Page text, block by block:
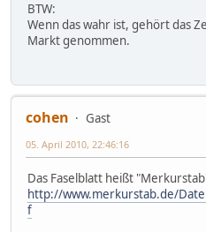
BTW:
Wenn das wahr ist, gehört das
Markt genommen.
cohen
Gast
05. April 2010, 22:46:16
Das Faselblatt heißt
http://www.merkurstab.de/
f